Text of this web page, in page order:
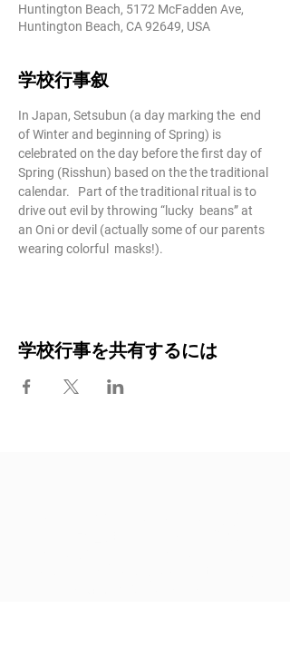
Huntington Beach, 5172 McFadden Ave,
Huntington Beach, CA 92649, USA
学校行事叙
In Japan, Setsubun (a day marking the  end
of Winter and beginning of Spring) is
celebrated on the day before the first day of
Spring (Risshun) based on the the traditional
calendar.   Part of the traditional ritual is to
drive out evil by throwing “lucky  beans” at
an Oni or devil (actually some of our parents
wearing colorful  masks!).
学校行事を共有するには